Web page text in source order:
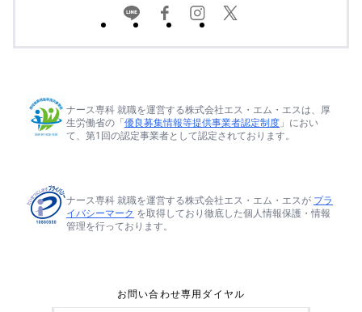
ナース専科 就職を運営する株式会社エス・エム・エスは、厚
生労働省の「優良募集情報等提供事業者認定制度 」におい
て、第1回の認定事業者として認定されております。
ナース専科 就職を運営する株式会社エス・エム・エスが プラ
イバシーマーク を取得しており徹底した個人情報保護・情報
管理を行っております。
お問い合わせ専用ダイヤル